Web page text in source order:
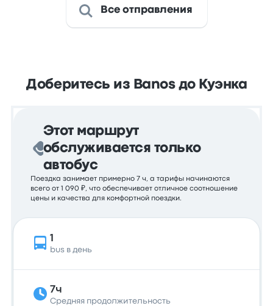
Все отправления
Доберитесь из Banos до Куэнка
Этот маршрут
обслуживается только
автобус
Поездка занимает примерно 7 ч, а тарифы начинаются
всего от 1 090 ₽, что обеспечивает отличное соотношение
цены и качества для комфортной поездки.
1
bus в день
7ч
Средняя продолжительность